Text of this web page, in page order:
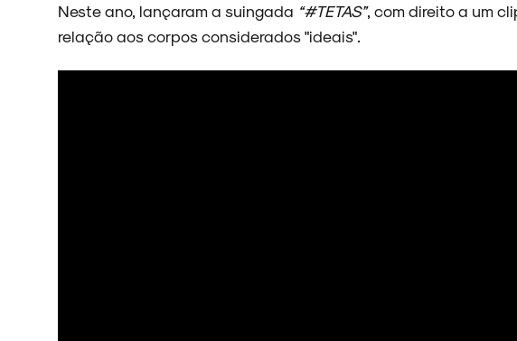
Neste ano, lançaram a suingada “#TETAS”, com direito a um
relação aos corpos considerados "ideais".